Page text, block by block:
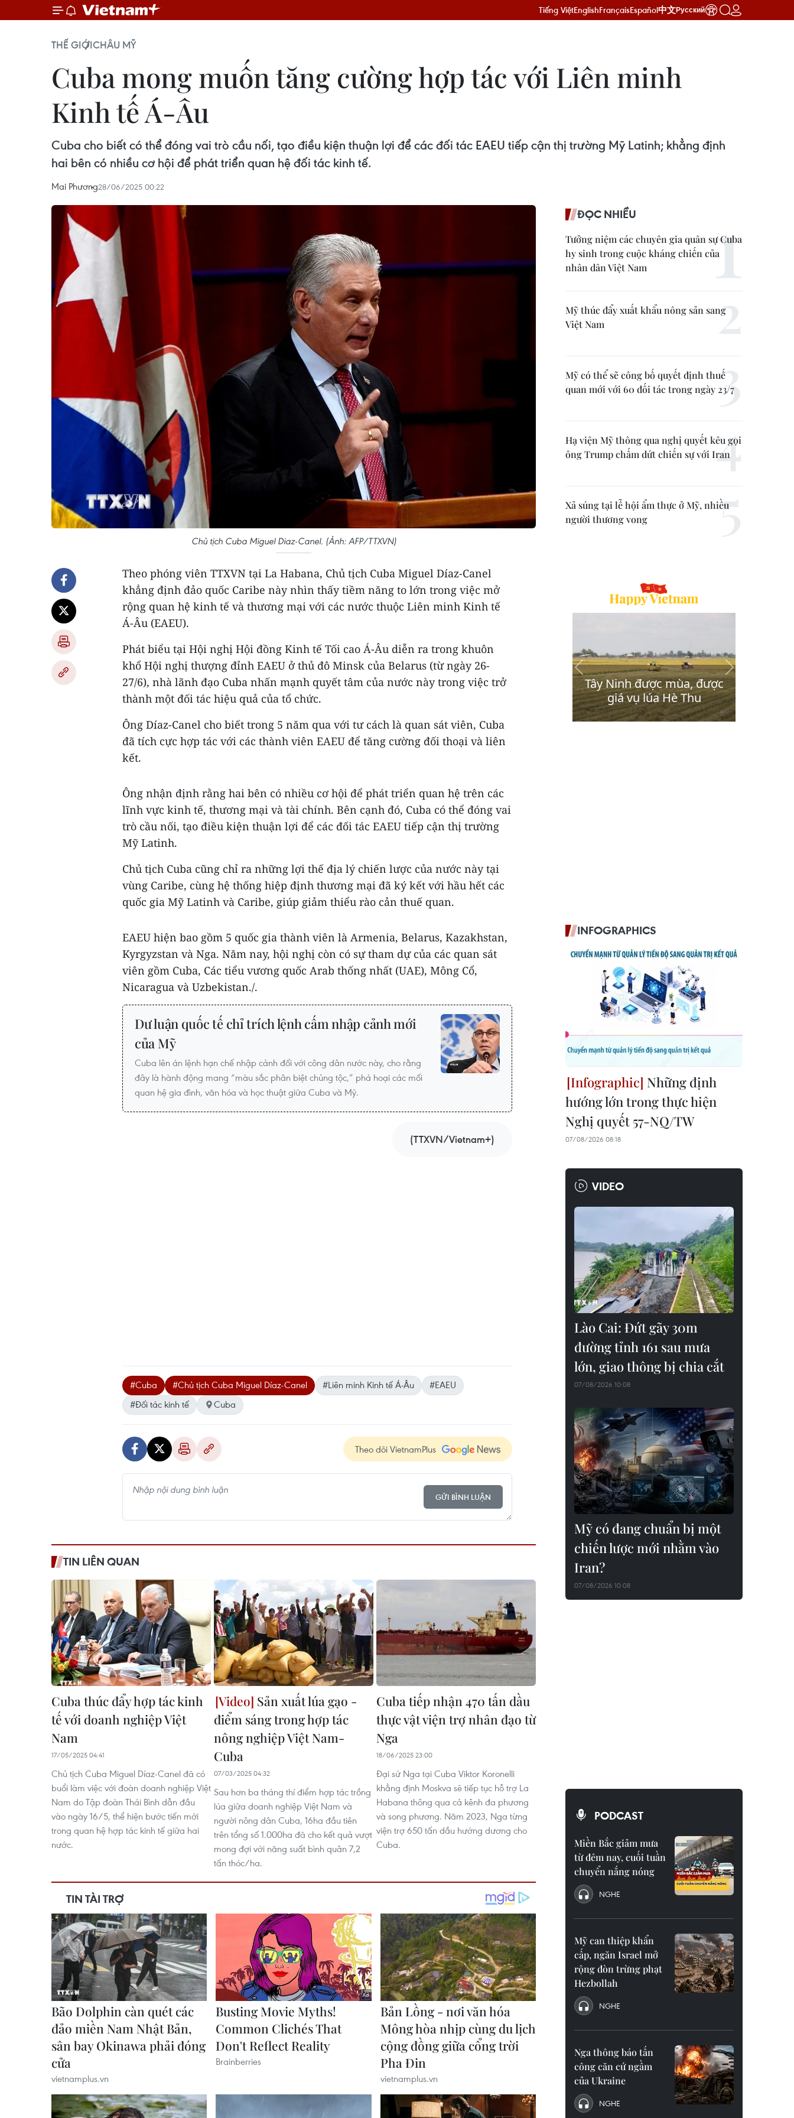
Tiếng ViệtEnglishFrançaisEspañol中文Русский
THẾ GIỚICHÂU MỸ
Cuba mong muốn tăng cường hợp tác với Liên minh
Kinh tế Á-Âu
Cuba cho biết có thể đóng vai trò cầu nối, tạo điều kiện thuận lợi để các đối tác EAEU tiếp cận thị trường Mỹ Latinh; khẳng định
hai bên có nhiều cơ hội để phát triển quan hệ đối tác kinh tế.
Mai Phương28/06/2025 00:22
Chủ tịch Cuba Miguel Diaz-Canel. (Ảnh: AFP/TTXVN)
Theo phóng viên TTXVN tại La Habana, Chủ tịch Cuba Miguel Díaz-Canel
khẳng định đảo quốc Caribe này nhìn thấy tiềm năng to lớn trong việc mở
rộng quan hệ kinh tế và thương mại với các nước thuộc Liên minh Kinh tế
Á-Âu (EAEU).
Phát biểu tại Hội nghị Hội đồng Kinh tế Tối cao Á-Âu diễn ra trong khuôn
khổ Hội nghị thượng đỉnh EAEU ở thủ đô Minsk của Belarus (từ ngày 26-
27/6), nhà lãnh đạo Cuba nhấn mạnh quyết tâm của nước này trong việc trở
thành một đối tác hiệu quả của tổ chức.
Ông Díaz-Canel cho biết trong 5 năm qua với tư cách là quan sát viên, Cuba
đã tích cực hợp tác với các thành viên EAEU để tăng cường đối thoại và liên
kết.
Ông nhận định rằng hai bên có nhiều cơ hội để phát triển quan hệ trên các
lĩnh vực kinh tế, thương mại và tài chính. Bên cạnh đó, Cuba có thể đóng vai
trò cầu nối, tạo điều kiện thuận lợi để các đối tác EAEU tiếp cận thị trường
Mỹ Latinh.
Chủ tịch Cuba cũng chỉ ra những lợi thế địa lý chiến lược của nước này tại
vùng Caribe, cùng hệ thống hiệp định thương mại đã ký kết với hầu hết các
quốc gia Mỹ Latinh và Caribe, giúp giảm thiểu rào cản thuế quan.
EAEU hiện bao gồm 5 quốc gia thành viên là Armenia, Belarus, Kazakhstan,
Kyrgyzstan và Nga. Năm nay, hội nghị còn có sự tham dự của các quan sát
viên gồm Cuba, Các tiểu vương quốc Arab thống nhất (UAE), Mông Cổ,
Nicaragua và Uzbekistan./.
Dư luận quốc tế chỉ trích lệnh cấm nhập cảnh mới
của Mỹ
Cuba lên án lệnh hạn chế nhập cảnh đối với công dân nước này, cho rằng
đây là hành động mang “màu sắc phân biệt chủng tộc,” phá hoại các mối
quan hệ gia đình, văn hóa và học thuật giữa Cuba và Mỹ.
(TTXVN/Vietnam+)
#Cuba #Chủ tịch Cuba Miguel Díaz-Canel #Liên minh Kinh tế Á-Âu
#EAEU
#Đối tác kinh tế
Cuba
Theo dõi VietnamPlus
GỬI BÌNH LUẬN
TIN LIÊN QUAN
Cuba thúc đẩy hợp tác kinh
tế với doanh nghiệp Việt
Nam
17/05/2025 04:41
Chủ tịch Cuba Miguel Díaz-Canel đã có
buổi làm việc với đoàn doanh nghiệp Việt
Nam do Tập đoàn Thái Bình dẫn đầu
vào ngày 16/5, thể hiện bước tiến mới
trong quan hệ hợp tác kinh tế giữa hai
nước.
Sản xuất lúa gạo -
điểm sáng trong hợp tác
nông nghiệp Việt Nam-
Cuba
07/03/2025 04:32
Sau hơn ba tháng thí điểm hợp tác trồng
lúa giữa doanh nghiệp Việt Nam và
người nông dân Cuba, 16ha đầu tiên
trên tổng số 1.000ha đã cho kết quả vượt
mong đợi với năng suất bình quân 7,2
tấn thóc/ha.
Cuba tiếp nhận 470 tấn dầu
thực vật viện trợ nhân đạo từ
Nga
18/06/2025 23:00
Đại sứ Nga tại Cuba Viktor Koronelli
khẳng định Moskva sẽ tiếp tục hỗ trợ La
Habana thông qua cả kênh đa phương
và song phương. Năm 2023, Nga từng
viện trợ 650 tấn dầu hướng dương cho
Cuba.
ĐỌC NHIỀU
Tưởng niệm các chuyên gia quân sự Cuba
hy sinh trong cuộc kháng chiến của
nhân dân Việt Nam
Mỹ thúc đẩy xuất khẩu nông sản sang
Việt Nam
Mỹ có thể sẽ công bố quyết định thuế
quan mới với 60 đối tác trong ngày 23/7
Hạ viện Mỹ thông qua nghị quyết kêu gọi
ông Trump chấm dứt chiến sự với Iran
Xả súng tại lễ hội ẩm thực ở Mỹ, nhiều
người thương vong
INFOGRAPHICS
Những định
hướng lớn trong thực hiện
Nghị quyết 57-NQ/TW
07/08/2026 08:18
VIDEO
Lào Cai: Đứt gãy 30m
đường tỉnh 161 sau mưa
lớn, giao thông bị chia cắt
07/08/2026 10:08
Mỹ có đang chuẩn bị một
chiến lược mới nhằm vào
Iran?
07/08/2026 10:08
PODCAST
Miền Bắc giảm mưa
từ đêm nay, cuối tuần
chuyển nắng nóng
NGHE
Mỹ can thiệp khẩn
cấp, ngăn Israel mở
rộng đòn trừng phạt
Hezbollah
NGHE
Nga thông báo tấn
công căn cứ ngầm
của Ukraine
NGHE